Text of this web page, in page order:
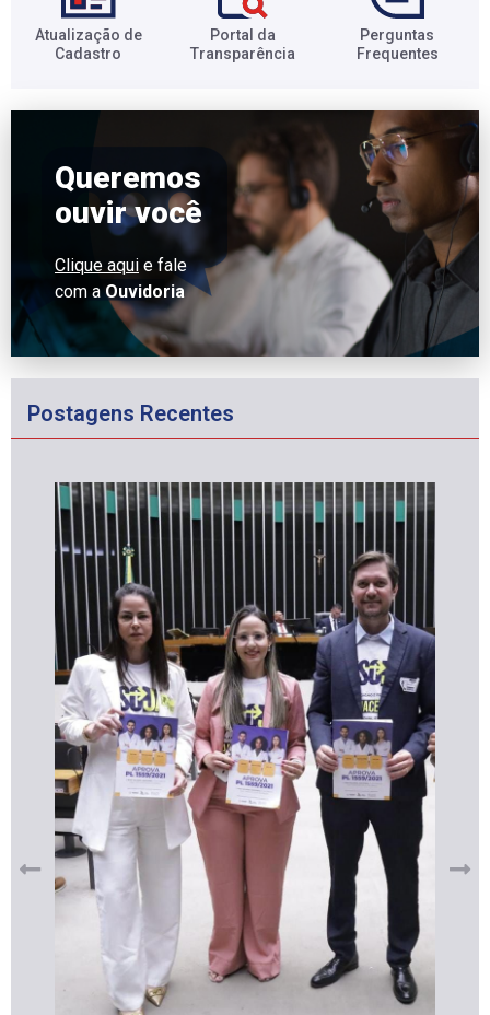
Atualização de
Cadastro​
Portal da
Transparência​
Perguntas
Frequentes​
Queremos
ouvir você
Clique aqui e fale
com a Ouvidoria
Postagens Recentes